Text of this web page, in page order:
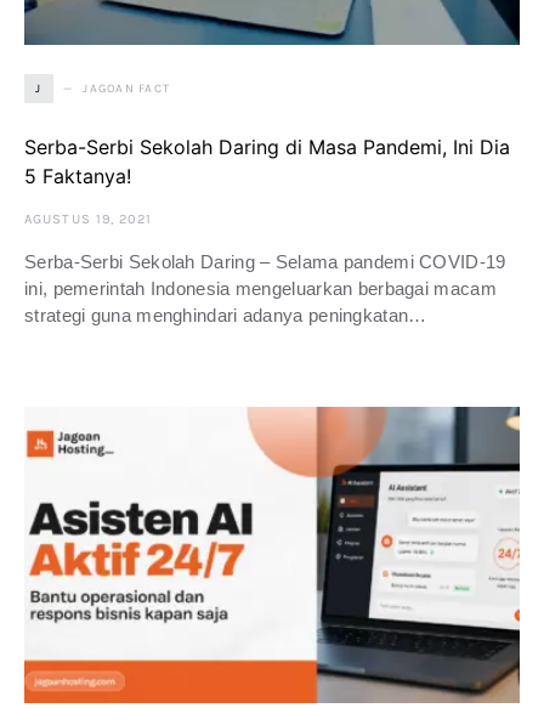
J JAGOAN FACT
Serba-Serbi Sekolah Daring di Masa Pandemi, Ini Dia
5 Faktanya!
AGUSTUS 19, 2021
Serba-Serbi Sekolah Daring – Selama pandemi COVID-19
ini, pemerintah Indonesia mengeluarkan berbagai macam
strategi guna menghindari adanya peningkatan…